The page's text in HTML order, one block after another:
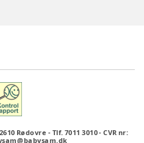
2610 Rødovre - Tlf. 7011 3010-CVR nr: